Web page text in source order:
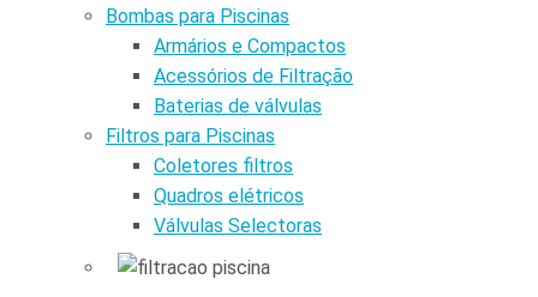
Bombas para Piscinas
Armários e Compactos
Acessórios de Filtração
Baterias de válvulas
Filtros para Piscinas
Coletores filtros
Quadros elétricos
Válvulas Selectoras